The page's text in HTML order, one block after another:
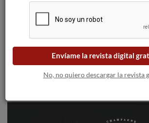
Nueva York la versión
del Vino junto a
Comentarios
Envíame la revista digital
No, no quiero descargar la revista